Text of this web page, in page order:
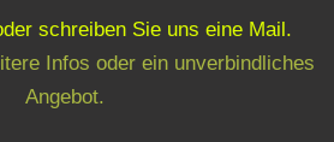
schreiben Sie uns eine Mail.
Infos oder ein unverbindliches
Angebot.